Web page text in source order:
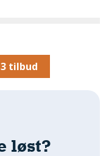
tilbud
løst?